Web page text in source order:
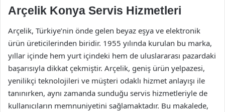
Arçelik Konya Servis Hizmetleri
Arçelik, Türkiye’nin önde gelen beyaz eşya ve elektronik
ürün üreticilerinden biridir. 1955 yılında kurulan bu marka,
yıllar içinde hem yurt içindeki hem de uluslararası pazardaki
başarısıyla dikkat çekmiştir. Arçelik, geniş ürün yelpazesi,
yenilikçi teknolojileri ve müşteri odaklı hizmet anlayışı ile
tanınırken, aynı zamanda sunduğu servis hizmetleriyle de
kullanıcıların memnuniyetini sağlamaktadır. Bu makalede,